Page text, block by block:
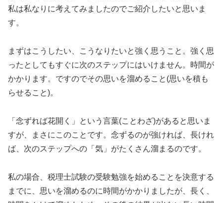
私は私なりに考えてみましたのでご紹介したいと思いま
す。
まずはこうしたい、こうなりたいと強く思うこと。強く思
ったとしてもすぐに次のステップにはいけません。時間が
かかります。ですのでその思いを溜めること(思いを積も
らせること)。
「念ずれば花開く」という言葉(ことわざ)があると思いま
すが、まさにこのことです。念ずるのが強ければ、長けれ
ば、次のステップへの「気」がたくさん溜まるのです。
私の場合、税理士試験の受験勉強を始めることを決意する
までに、思いを溜めるのに時間がかかりましたが、長く、